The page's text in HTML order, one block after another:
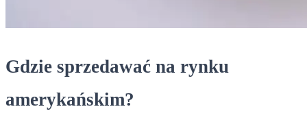
Gdzie sprzedawać na rynku
amerykańskim?